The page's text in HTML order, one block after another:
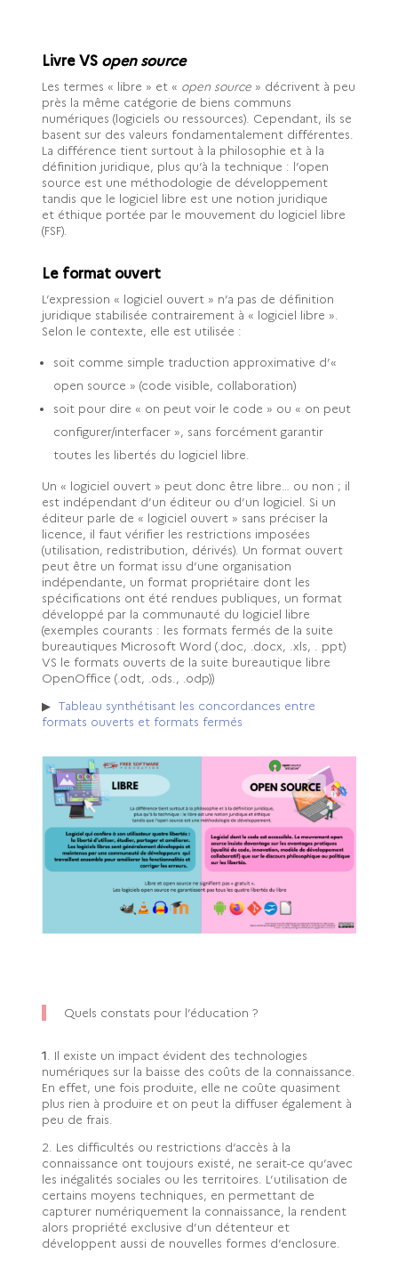
Livre VS open source
Les termes « libre » et « open source » décrivent à peu
près la même catégorie de biens communs
numériques (logiciels ou ressources). Cependant, ils se
basent sur des valeurs fondamentalement différentes.
La différence tient surtout à la philosophie et à la
définition juridique, plus qu’à la technique : l’open
source est une méthodologie de développement
tandis que le logiciel libre est une notion juridique
et éthique portée par le mouvement du logiciel libre
(FSF).
Le format ouvert
L’expression « logiciel ouvert » n’a pas de définition
juridique stabilisée contrairement à « logiciel libre ».
Selon le contexte, elle est utilisée :
soit comme simple traduction approximative d’«
open source » (code visible, collaboration)
soit pour dire « on peut voir le code » ou « on peut
configurer/interfacer », sans forcément garantir
toutes les libertés du logiciel libre.
Un « logiciel ouvert » peut donc être libre… ou non ; il
est indépendant d’un éditeur ou d’un logiciel. Si un
éditeur parle de « logiciel ouvert » sans préciser la
licence, il faut vérifier les restrictions imposées
(utilisation, redistribution, dérivés). Un format ouvert
peut être un format issu d’une organisation
indépendante, un format propriétaire dont les
spécifications ont été rendues publiques, un format
développé par la communauté du logiciel libre
(exemples courants : les formats fermés de la suite
bureautiques Microsoft Word (.doc, .docx, .xls, . ppt)
VS le formats ouverts de la suite bureautique libre
OpenOffice (.odt, .ods., .odp))
▶  Tableau synthétisant les concordances entre
formats ouverts et formats fermés
Quels constats pour l’éducation ?
1 . Il existe un impact évident des technologies
numériques sur la baisse des coûts de la connaissance.
En effet, une fois produite, elle ne coûte quasiment
plus rien à produire et on peut la diffuser également à
peu de frais.
2. Les difficultés ou restrictions d’accès à la
connaissance ont toujours existé, ne serait-ce qu’avec
les inégalités sociales ou les territoires. L’utilisation de
certains moyens techniques, en permettant de
capturer numériquement la connaissance, la rendent
alors propriété exclusive d’un détenteur et
développent aussi de nouvelles formes d’enclosure.